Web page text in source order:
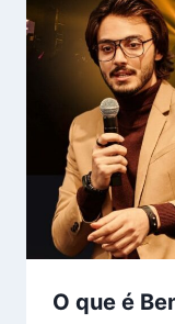
O que é